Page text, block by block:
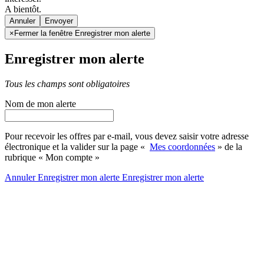
A bientôt.
Annuler
× Fermer la fenêtre Enregistrer mon alerte
Enregistrer mon alerte
Tous les champs sont obligatoires
Nom de mon alerte
Pour recevoir les offres par e-mail, vous devez saisir votre adresse
électronique et la valider sur la page « Mes coordonnées » de la
rubrique « Mon compte »
AnnulerEnregistrer mon alerte Enregistrermon alerte